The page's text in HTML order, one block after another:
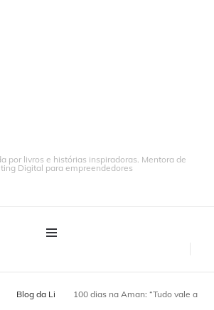
por livros e histórias inspiradoras. Mentora de
Digital para empreendedores
Blog da Li 100 dias na Aman: “Tudo vale a